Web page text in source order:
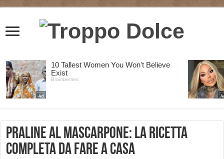
Praline al mascarpone: la ricetta
completa da fare a casa